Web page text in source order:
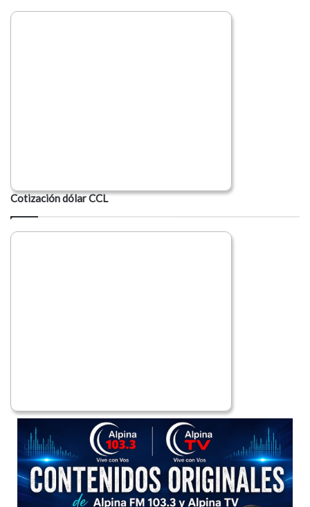
Cotización dólar CCL